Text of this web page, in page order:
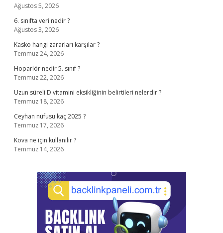
Ağustos 5, 2026
6. sınıfta veri nedir ?
Ağustos 3, 2026
Kasko hangi zararları karşılar ?
Temmuz 24, 2026
Hoparlör nedir 5. sınıf ?
Temmuz 22, 2026
Uzun süreli D vitamini eksikliğinin belirtileri nelerdir ?
Temmuz 18, 2026
Ceyhan nüfusu kaç 2025 ?
Temmuz 17, 2026
Kova ne için kullanılır ?
Temmuz 14, 2026